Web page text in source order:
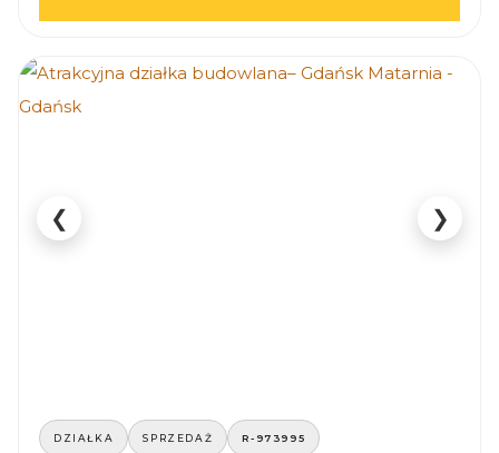
❮ ❯
DZIAŁKA SPRZEDAŻ R-973995